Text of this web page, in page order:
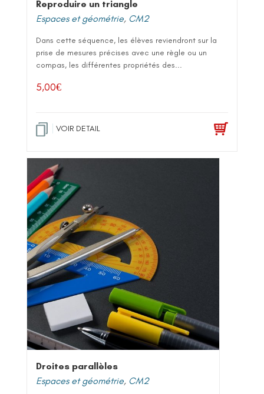
Reproduire un triangle
Espaces et géométrie, CM2
Dans cette séquence, les élèves reviendront sur la
prise de mesures précises avec une règle ou un
compas, les différentes propriétés des...
5,00€
VOIR DETAIL
Droites parallèles
Espaces et géométrie, CM2